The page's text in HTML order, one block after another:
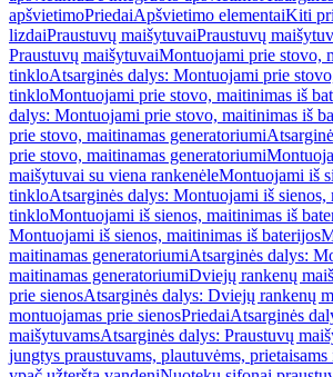
apšvietimoPriedaiApšvietimo elementaiKiti
lizdaiPraustuvų maišytuvaiPraustuvų
Praustuvų maišytuvaiMontuojami prie stovo,
tinkloAtsarginės dalys: Montuojami prie
tinkloMontuojami prie stovo, maitinimas iš
dalys: Montuojami prie stovo, maitinimas iš
prie stovo, maitinamas generatoriumi
prie stovo, maitinamas generatoriumi
maišytuvai su viena rankenėleMontuojami iš
tinkloAtsarginės dalys: Montuojami iš sienos,
tinkloMontuojami iš sienos, maitinimas iš
Montuojami iš sienos, maitinimas iš baterijos
maitinamas generatoriumiAtsarginės dalys:
maitinamas generatoriumiDviejų rankenų
prie sienosAtsarginės dalys: Dviejų rankenų
montuojamas prie sienosPriedaiAtsarginės
maišytuvamsAtsarginės dalys: Praustuvų
jungtys praustuvams, plautuvėms,